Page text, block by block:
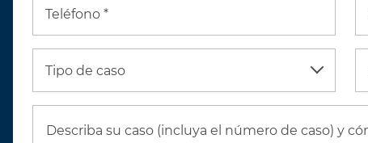
Teléfono *
Tipo de caso